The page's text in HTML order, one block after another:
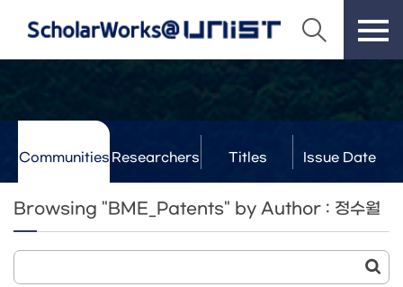
Communities Researchers Titles Issue Date
Browsing "BME_Patents" by Author : 정수월